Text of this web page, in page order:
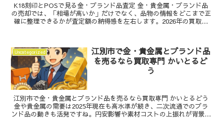
K18刻印とPOSで見る金・ブランド品査定 金・貴金属・ブランド品
の売却では、「相場が高いか」だけでなく、品物の情報をどこまで正
確に整理できるかが査定額の納得感を左右します。2026年の買取業
Uncategorized
江別市で金・貴金属とブランド品
を売るなら買取専門 かいとるど
う
江別市で金・貴金属とブランド品を売るなら買取専門 かいとるどう
金や貴金属の需要は2025年現在も高水準が続き、二次流通でのブラ
ンド品の動きも活発ですね。円安影響や素材コストの上振れが背景に